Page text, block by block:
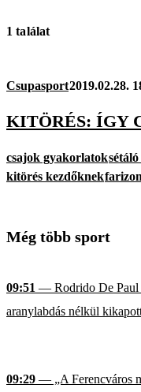
1 találat
Csupasport2019.02.28.
KITÖRÉS: ÍGY
csajok gyakorlatok
kitörés kezdőknek
Még több sport
09:51 — Rodrido De Paul
aranylabdás nélkül
09:29 — „A Ferencváros